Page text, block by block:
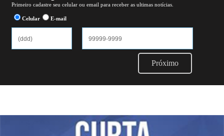
Primeiro cadastre seu celular ou email para receber as ultimas notícias.
Celular E-mail
Próximo